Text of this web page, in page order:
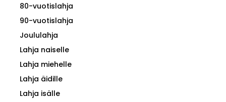
80-vuotislahja
90-vuotislahja
Joululahja
Lahja naiselle
Lahja miehelle
Lahja äidille
Lahja isälle